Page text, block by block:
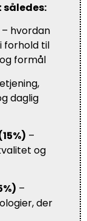
– hvordan
forhold til
formål
daglig
–
og
–
der